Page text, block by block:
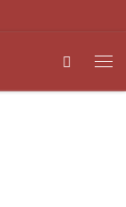
Search